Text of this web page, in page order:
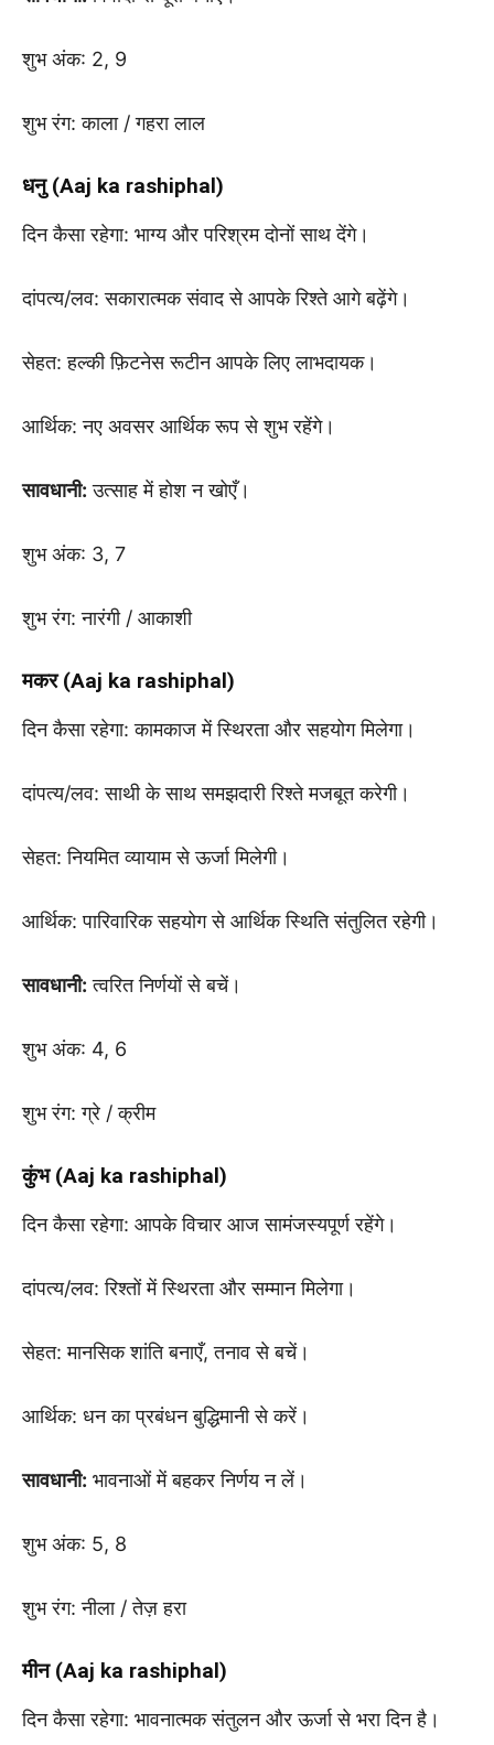
शुभ अंक: 2, 9
शुभ रंग: काला / गहरा लाल
धनु (Aaj ka rashiphal)
दिन कैसा रहेगा: भाग्य और परिश्रम दोनों साथ देंगे।
दांपत्य/लव: सकारात्मक संवाद से आपके रिश्ते आगे बढ़ेंगे।
सेहत: हल्की फ़िटनेस रूटीन आपके लिए लाभदायक।
आर्थिक: नए अवसर आर्थिक रूप से शुभ रहेंगे।
सावधानी: उत्साह में होश न खोएँ।
शुभ अंक: 3, 7
शुभ रंग: नारंगी / आकाशी
मकर (Aaj ka rashiphal)
दिन कैसा रहेगा: कामकाज में स्थिरता और सहयोग मिलेगा।
दांपत्य/लव: साथी के साथ समझदारी रिश्ते मजबूत करेगी।
सेहत: नियमित व्यायाम से ऊर्जा मिलेगी।
आर्थिक: पारिवारिक सहयोग से आर्थिक स्थिति संतुलित रहेगी।
सावधानी: त्वरित निर्णयों से बचें।
शुभ अंक: 4, 6
शुभ रंग: ग्रे / क्रीम
कुंभ (Aaj ka rashiphal)
दिन कैसा रहेगा: आपके विचार आज सामंजस्यपूर्ण रहेंगे।
दांपत्य/लव: रिश्तों में स्थिरता और सम्मान मिलेगा।
सेहत: मानसिक शांति बनाएँ, तनाव से बचें।
आर्थिक: धन का प्रबंधन बुद्धिमानी से करें।
सावधानी: भावनाओं में बहकर निर्णय न लें।
शुभ अंक: 5, 8
शुभ रंग: नीला / तेज़ हरा
मीन (Aaj ka rashiphal)
दिन कैसा रहेगा: भावनात्मक संतुलन और ऊर्जा से भरा दिन है।